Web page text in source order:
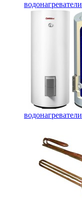
водонагреватели
водонагреватели